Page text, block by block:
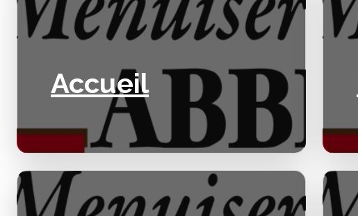
Accueil